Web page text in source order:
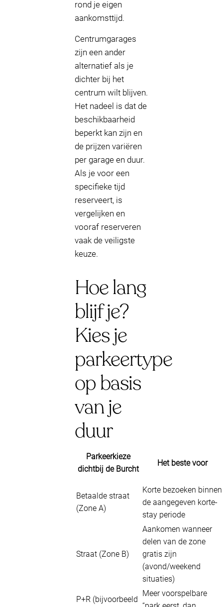
rond je eigen
aankomsttijd.
Centrumgarages
zijn een ander
alternatief als je
dichter bij het
centrum wilt blijven.
Het nadeel is dat de
beschikbaarheid
beperkt kan zijn en
de prijzen variëren
per garage en duur.
Als je voor een
specifieke tijd
reserveert, is
vergelijken en
vooraf reserveren
vaak de veiligste
keuze.
Hoe lang
blijf je?
Kies je
parkeertype
op basis
van je
duur
Parkeerkieze
dichtbij de Burcht
Het beste voor
Betaalde straat
(Zone A)
Korte bezoeken binnen
de aangegeven korte-
stay periode
Straat (Zone B)
Aankomen wanneer
delen van de zone
gratis zijn
(avond/weekend
situaties)
P+R (bijvoorbeeld
Meer voorspelbare